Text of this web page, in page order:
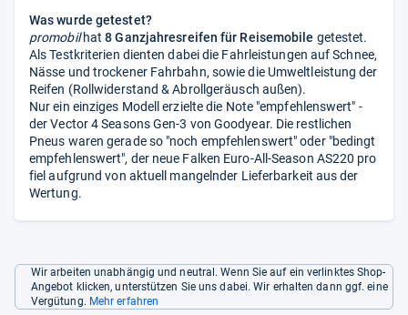
Was wurde getestet?
promobilhat8 Ganzjahresreifen für Reisemobile getestet.
Als Testkriterien dienten dabei die Fahrleistungen auf Schnee,
Nässe und trockener Fahrbahn, sowie die Umweltleistung der
Reifen (Rollwiderstand & Abrollgeräusch außen).
Nur ein einziges Modell erzielte die Note "empfehlenswert" -
der Vector 4 Seasons Gen-3 von Goodyear. Die restlichen
Pneus waren gerade so "noch empfehlenswert" oder "bedingt
empfehlenswert", der neue Falken Euro-All-Season AS220 pro
fiel aufgrund von aktuell mangelnder Lieferbarkeit aus der
Wertung.
Wir arbeiten unabhängig und neutral. Wenn Sie auf ein verlinktes Shop-
Angebot klicken, unterstützen Sie uns dabei. Wir erhalten dann ggf. eine
Vergütung. Mehr erfahren